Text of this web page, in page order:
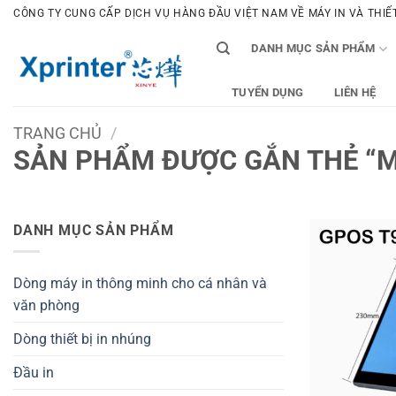
Bỏ
dung
CÔNG TY CUNG CẤP DỊCH VỤ HÀNG ĐẦU VIỆT NAM VỀ MÁY IN VÀ
DANH MỤC SẢN PHẨM
TUYỂN DỤNG LIÊN HỆ
TRANG CHỦ /
SẢN PHẨM ĐƯỢC GẮN THẺ
DANH MỤC SẢN PHẨM
Dòng máy in thông minh cho cá nhân và
văn phòng
Dòng thiết bị in nhúng
Đầu in